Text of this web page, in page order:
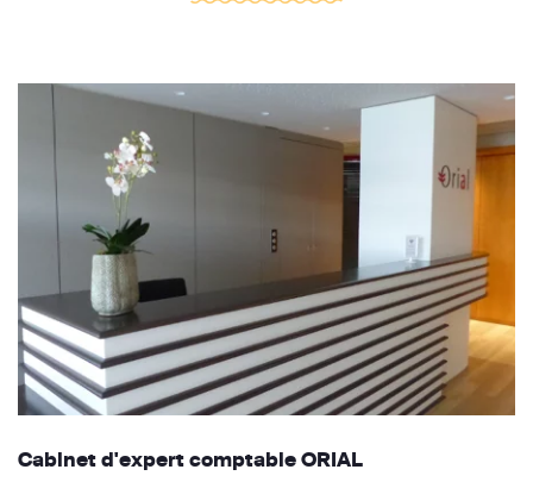
Cabinet d'expert comptable ORIAL